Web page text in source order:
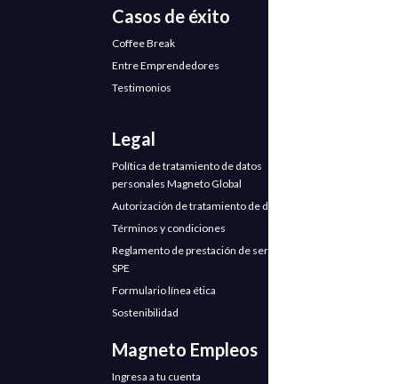
Casos de éxito
Coffee Break
Entre Emprendedores
Testimonios
Legal
Política de tratamiento de datos
personales Magneto Global
Autorización de tratamiento de datos
Términos y condiciones
Reglamento de prestación de servicios
SPE
Formulario línea ética
Sostenibilidad
Magneto Empleos
Ingresa a tu cuenta